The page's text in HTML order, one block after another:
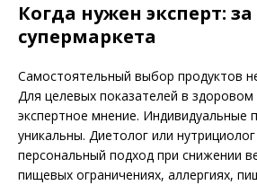
Когда нужен эксперт:
супермаркета
Самостоятельный выбор продуктов
Для целевых показателей в здоровом
экспертное мнение. Индивидуальные
уникальны. Диетолог или
персональный подход при снижении
пищевых ограничениях, аллергиях,